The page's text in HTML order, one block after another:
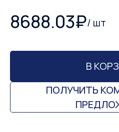
8688.03₽/ шт
В
ПОЛУЧИТЬ